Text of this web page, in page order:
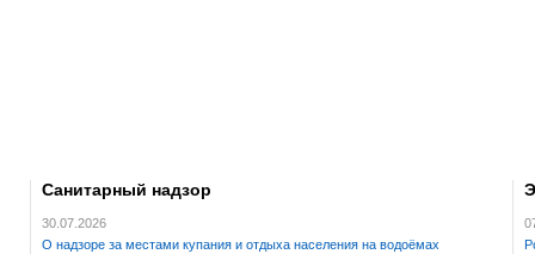
Санитарный надзор
30.07.2026
О надзоре за местами купания и отдыха населения на водоёмах